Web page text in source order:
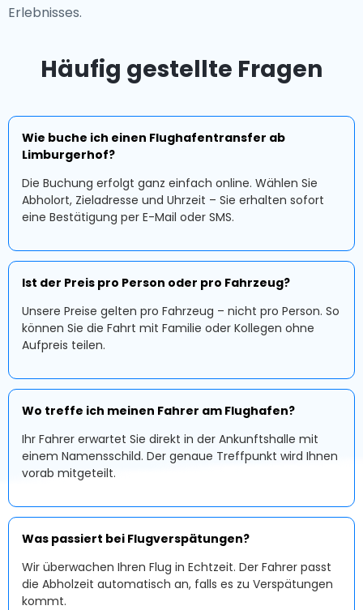
Erlebnisses.
Häufig gestellte Fragen
Wie buche ich einen Flughafentransfer ab
Limburgerhof?
Die Buchung erfolgt ganz einfach online. Wählen Sie
Abholort, Zieladresse und Uhrzeit – Sie erhalten sofort
eine Bestätigung per E-Mail oder SMS.
Ist der Preis pro Person oder pro Fahrzeug?
Unsere Preise gelten pro Fahrzeug – nicht pro Person. So
können Sie die Fahrt mit Familie oder Kollegen ohne
Aufpreis teilen.
Wo treffe ich meinen Fahrer am Flughafen?
Ihr Fahrer erwartet Sie direkt in der Ankunftshalle mit
einem Namensschild. Der genaue Treffpunkt wird Ihnen
vorab mitgeteilt.
Was passiert bei Flugverspätungen?
Wir überwachen Ihren Flug in Echtzeit. Der Fahrer passt
die Abholzeit automatisch an, falls es zu Verspätungen
kommt.